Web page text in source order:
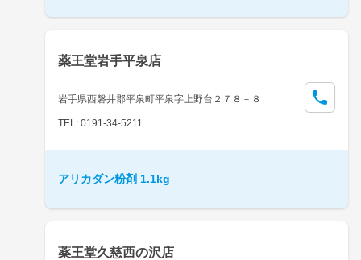
薬王堂岩手平泉店
岩手県西磐井郡平泉町平泉字上野台２７８－８
TEL: 0191-34-5211
アリカダン粉剤 1.1kg
薬王堂久慈西の沢店